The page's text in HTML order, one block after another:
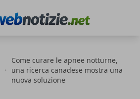
Come curare le apnee notturne,
una ricerca canadese mostra una
nuova soluzione